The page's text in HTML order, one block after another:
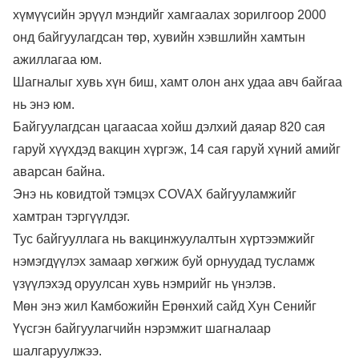
хүмүүсийн эрүүл мэндийг хамгаалах зорилгоор 2000
онд байгуулагдсан төр, хувийн хэвшлийн хамтын
ажиллагаа юм.
Шагналыг хувь хүн биш, хамт олон анх удаа авч байгаа
нь энэ юм.
Байгуулагдсан цагаасаа хойш дэлхий даяар 820 сая
гаруй хүүхдэд вакцин хүргэж, 14 сая гаруй хүний амийг
аварсан байна.
Энэ нь ковидтой тэмцэх COVAX байгууламжийг
хамтран тэргүүлдэг.
Тус байгууллага нь вакцинжуулалтын хүртээмжийг
нэмэгдүүлэх замаар хөгжиж буй орнуудад тусламж
үзүүлэхэд оруулсан хувь нэмрийг нь үнэлэв.
Мөн энэ жил Камбожийн Ерөнхий сайд Хун Сенийг
Үүсгэн байгуулагчийн нэрэмжит шагналаар
шалгаруулжээ.